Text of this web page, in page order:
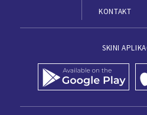
KONTAKT
SKINI